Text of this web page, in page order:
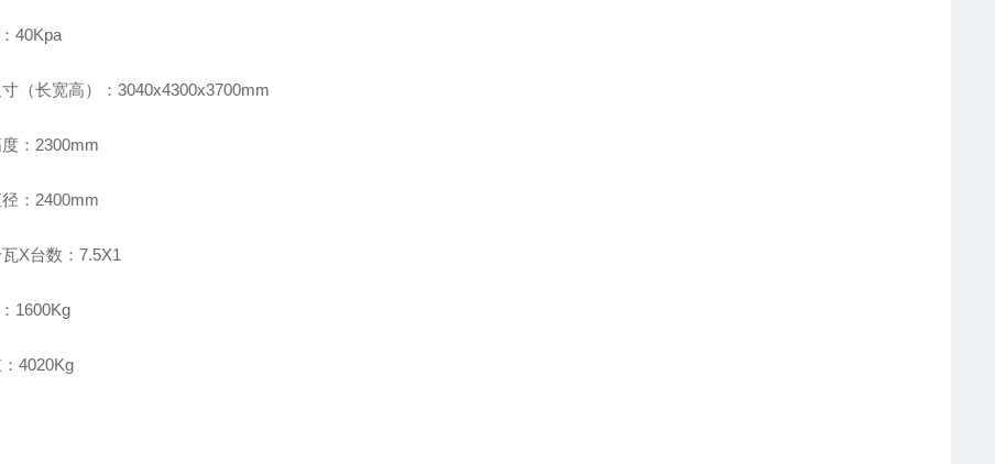
40Kpa
（长宽高）：3040x4300x3700mm
：2300mm
：2400mm
X台数：7.5X1
1600Kg
4020Kg